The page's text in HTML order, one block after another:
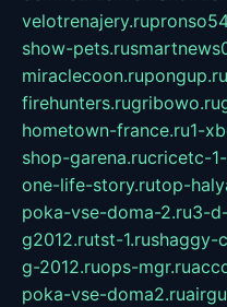
velotrenajery.ru
show-pets.ru
miraclecoon.rupongup.ru
firehunters.rugribowo.ru
hometown-france.ru1-
shop-garena.rucricetc-
one-life-story.rutop-
poka-vse-doma-2.ru3-
g2012.rutst-1.rushaggy-
g-2012.ruops-mgr.ru
poka-vse-doma2.ru